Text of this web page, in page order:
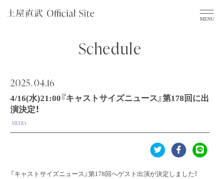
Schedule
2025.04.16
4/16(水)21:00『キャストサイズニュース』第178回に出
演決定！
MEDIA
『キャストサイズニュース』第178回へゲスト出演が決定しました！